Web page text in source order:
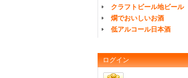
クラフトビール地ビール
燗でおいしいお酒
低アルコール日本酒
ログイン